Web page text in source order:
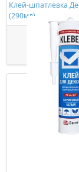
Клей-шпатлевка
(290мл)
363,00